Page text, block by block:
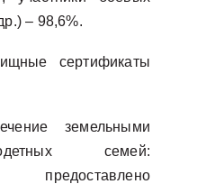
– 98,6%.
сертификаты
земельными
семей:
предоставлено